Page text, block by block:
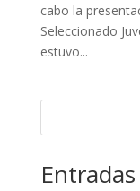
cabo la
Seleccionado
estuvo...